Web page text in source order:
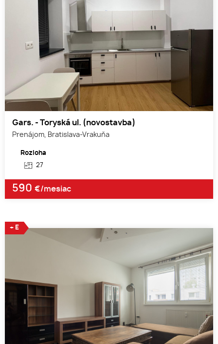
Gars. - Toryská ul. (novostavba)
Prenájom, Bratislava-Vrakuňa
Rozloha
27
590 €/mesiac
+ E